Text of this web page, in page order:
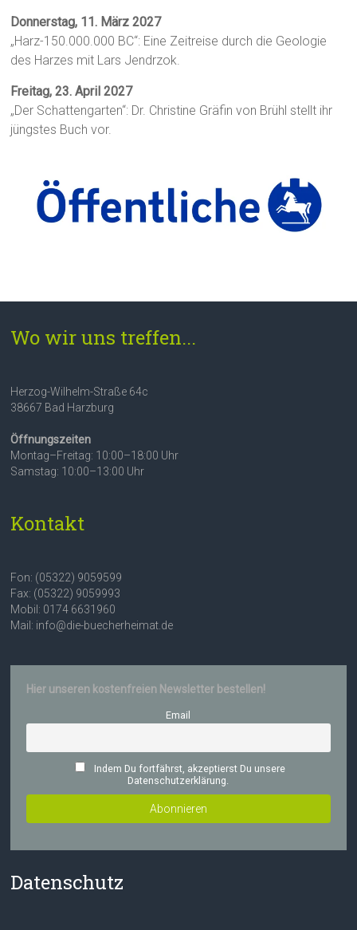
Donnerstag, 11. März 2027
„Harz-150.000.000 BC“: Eine Zeitreise durch die Geologie
des Harzes mit Lars Jendrzok.
Freitag, 23. April 2027
„Der Schattengarten“: Dr. Christine Gräfin von Brühl stellt ihr
jüngstes Buch vor.
Wo wir uns treffen...
Herzog-Wilhelm-Straße 64c
38667 Bad Harzburg
Öffnungszeiten
Montag–Freitag: 10:00–18:00 Uhr
Samstag: 10:00–13:00 Uhr
Kontakt
Fon: (05322) 9059599
Fax: (05322) 9059993
Mobil: 0174 6631960
Mail: info@die-buecherheimat.de
Hier unseren kostenfreien Newsletter bestellen!
Email
Indem Du fortfährst, akzeptierst Du unsere
Datenschutzerklärung.
Datenschutz